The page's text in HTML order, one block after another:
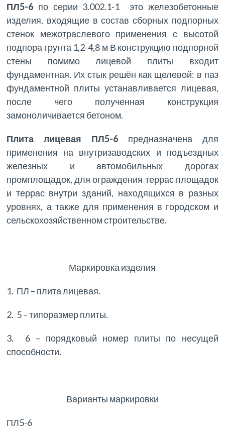
ПЛ5-6 по серии 3.002.1-1 это железобетонные
изделия, входящие в состав сборных подпорных
стенок межотраслевого применения с высотой
подпора грунта 1,2-4,8 м В конструкцию подпорной
стены помимо лицевой плиты входит
фундаментная. Их стык решён как щелевой: в паз
фундаментной плиты устанавливается лицевая,
после чего полученная конструкция
замоноличивается бетоном.
Плита лицевая ПЛ5-6 предназначена для
применения на внутризаводских и подъездных
железных и автомобильных дорогах
промплощадок, для ограждения террас площадок
и террас внутри зданий, находящихся в разных
уровнях, а также для применения в городском и
сельскохозяйственном строительстве.
Маркировка изделия
1. ПЛ – плита лицевая.
2. 5 – типоразмер плиты.
3. 6 – порядковый номер плиты по несущей
способности.
Варианты маркировки
ПЛ5-6